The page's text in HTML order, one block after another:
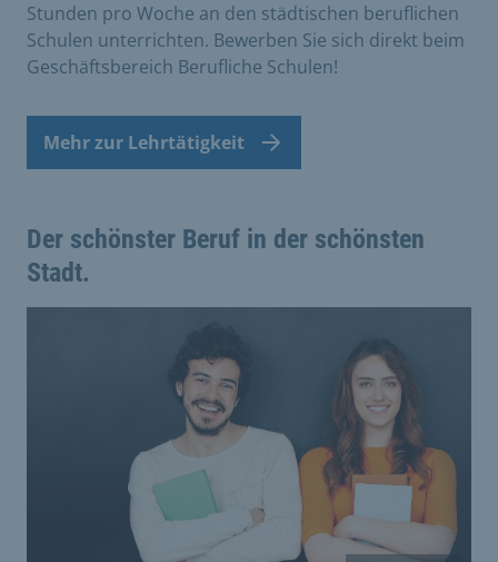
Stunden pro Woche an den städtischen beruflichen
Schulen unterrichten. Bewerben Sie sich direkt beim
Geschäftsbereich Berufliche Schulen!
Mehr zur Lehrtätigkeit
Der schönster Beruf in der schönsten
Stadt.